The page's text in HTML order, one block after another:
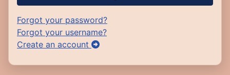
Forgot your password?
Forgot your username?
Create an account